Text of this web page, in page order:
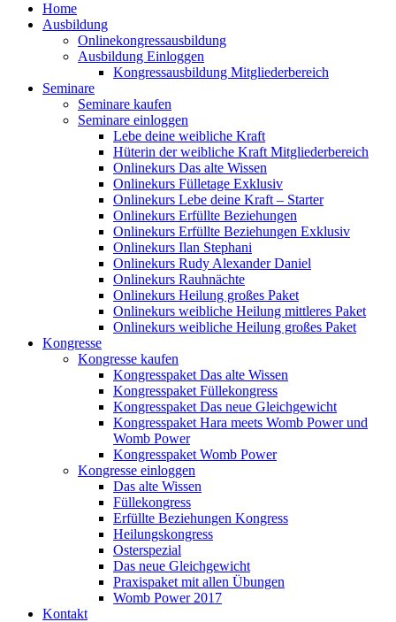
Home
Ausbildung
Onlinekongressausbildung
Ausbildung Einloggen
Kongressausbildung Mitgliederbereich
Seminare
Seminare kaufen
Seminare einloggen
Lebe deine weibliche Kraft
Hüterin der weibliche Kraft Mitgliederbereich
Onlinekurs Das alte Wissen
Onlinekurs Fülletage Exklusiv
Onlinekurs Lebe deine Kraft – Starter
Onlinekurs Erfüllte Beziehungen
Onlinekurs Erfüllte Beziehungen Exklusiv
Onlinekurs Ilan Stephani
Onlinekurs Rudy Alexander Daniel
Onlinekurs Rauhnächte
Onlinekurs Heilung großes Paket
Onlinekurs weibliche Heilung mittleres Paket
Onlinekurs weibliche Heilung großes Paket
Kongresse
Kongresse kaufen
Kongresspaket Das alte Wissen
Kongresspaket Füllekongress
Kongresspaket Das neue Gleichgewicht
Kongresspaket Hara meets Womb Power und
Womb Power
Kongresspaket Womb Power
Kongresse einloggen
Das alte Wissen
Füllekongress
Erfüllte Beziehungen Kongress
Heilungskongress
Osterspezial
Das neue Gleichgewicht
Praxispaket mit allen Übungen
Womb Power 2017
Kontakt